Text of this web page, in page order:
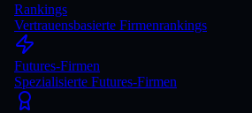
Rankings
Vertrauensbasierte Firmenrankings
Futures-Firmen
Spezialisierte Futures-Firmen